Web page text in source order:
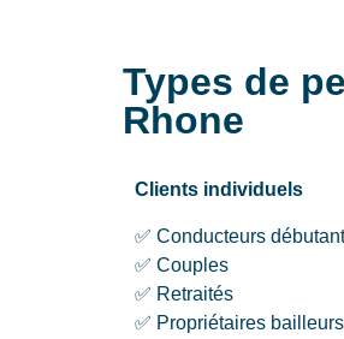
Types de
Rhone
Clients individuels
✅ Conducteurs
✅ Couples
✅ Retraités
✅ Propriétaires bailleurs